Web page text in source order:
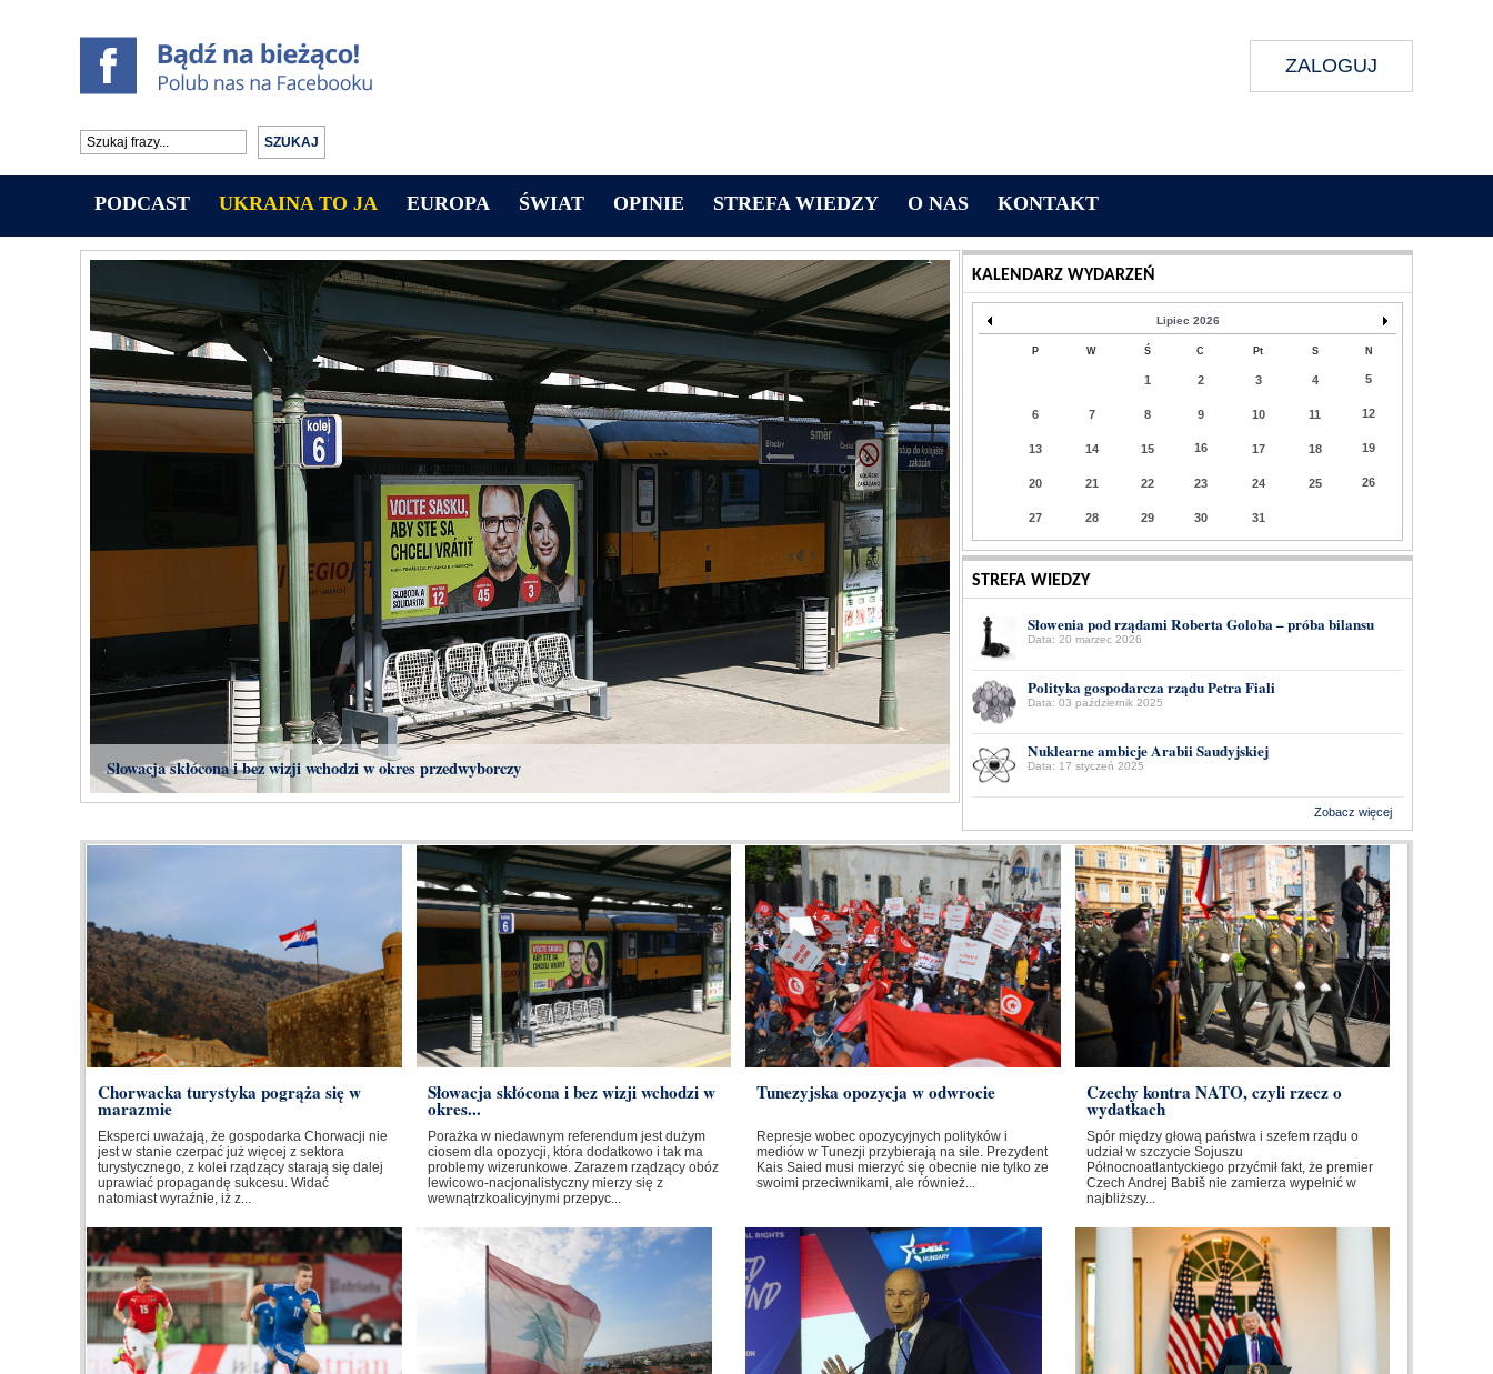
ZALOGUJ
PODCAST UKRAINA TO JA EUROPA ŚWIAT OPINIE STREFA WIEDZY O NAS KONTAKT
Słowacja skłócona i bez wizji wchodzi w okres przedwyborczy
KALENDARZ WYDARZEŃ
Lipiec 2026
P W Ś C Pt S N
1 2 3 4 5
6 7 8 9 10 11 12
13 14 15 16 17 18 19
20 21 22 23 24 25 26
27 28 29 30 31
STREFA WIEDZY
Słowenia pod rządami Roberta Goloba – próba bilansu
Data: 20 marzec 2026
Polityka gospodarcza rządu Petra Fiali
Data: 03 październik 2025
Nuklearne ambicje Arabii Saudyjskiej
Data: 17 styczeń 2025
Zobacz więcej
Wykonanie:Delta Interactive
Chorwacka turystyka pogrąża się w
marazmie
Eksperci uważają, że gospodarka Chorwacji nie
jest w stanie czerpać już więcej z sektora
turystycznego, z kolei rządzący starają się dalej
uprawiać propagandę sukcesu. Widać
natomiast wyraźnie, iż z...
Słowacja skłócona i bez wizji wchodzi w
okres...
Porażka w niedawnym referendum jest dużym
ciosem dla opozycji, która dodatkowo i tak ma
problemy wizerunkowe. Zarazem rządzący obóz
lewicowo-nacjonalistyczny mierzy się z
wewnątrzkoalicyjnymi przepyc...
Tunezyjska opozycja w odwrocie
Represje wobec opozycyjnych polityków i
mediów w Tunezji przybierają na sile. Prezydent
Kais Saied musi mierzyć się obecnie nie tylko ze
swoimi przeciwnikami, ale również...
Czechy kontra NATO, czyli rzecz o
wydatkach
Spór między głową państwa i szefem rządu o
udział w szczycie Sojuszu
Północnoatlantyckiego przyćmił fakt, że premier
Czech Andrej Babiš nie zamierza wypełnić w
najbliższy...